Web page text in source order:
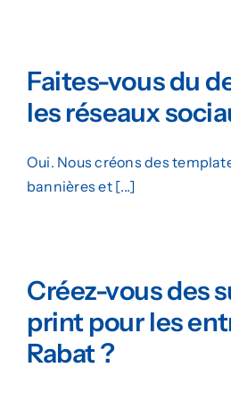
Faites-vous du
les réseaux
Oui. Nous créons des
bannières et [...]
Créez-vous des
print pour les
Rabat ?